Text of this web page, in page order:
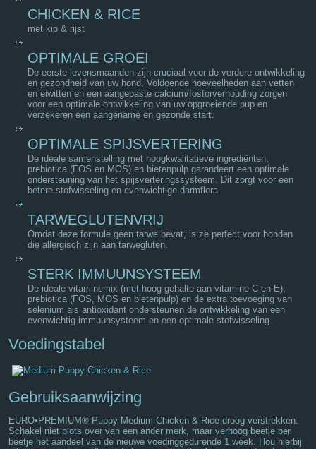
CHICKEN & RICE
met kip & rijst
OPTIMALE GROEI
De eerste levensmaanden zijn cruciaal voor de verdere ontwikkeling
en gezondheid van uw hond. Voldoende hoeveelheden aan vetten
en eiwitten en een aangepaste calcium/fosforverhouding zorgen
voor een optimale ontwikkeling van uw opgroeiende pup en
verzekeren een aangename en gezonde start.
OPTIMALE SPIJSVERTERING
De ideale samenstelling met hoogkwalitatieve ingrediënten,
prebiotica (FOS en MOS) en bietenpulp garandeert een optimale
ondersteuning van het spijsverteringssysteem. Dit zorgt voor een
betere stofwisseling en evenwichtige darmflora.
TARWEGLUTENVRIJ
Omdat deze formule geen tarwe bevat, is ze perfect voor honden
die allergisch zijn aan tarwegluten.
STERK IMMUUNSYSTEEM
De ideale vitaminemix (met hoog gehalte aan vitamine C en E),
prebiotica (FOS, MOS en bietenpulp) en de extra toevoeging van
selenium als antioxidant ondersteunen de ontwikkeling van een
evenwichtig immuunsysteem en een optimale stofwisseling.
Voedingstabel
Gebruiksaanwijzing
EURO•PREMIUM® Puppy Medium Chicken & Rice droog verstrekken.
Schakel niet plots over van een ander merk, maar verhoog beetje per
beetje het aandeel van de nieuwe voedinggedurende 1 week. Hou hierbij